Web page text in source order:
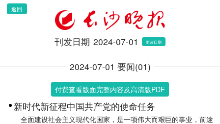
返回
刊发日期 2024-07-01 更改日期
2024-07-01 要闻(01)
付费查看版面完整内容及高清版PDF
新时代新征程中国共产党的使命任务
全面建设社会主义现代化国家，是一项伟大而艰巨的事业，前途